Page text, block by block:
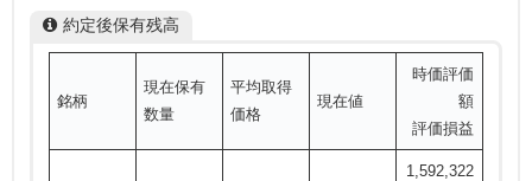
約定後保有残高
銘柄
現在保有
数量
平均取得
価格
現在値
時価評価
額
評価損益
1,592,322